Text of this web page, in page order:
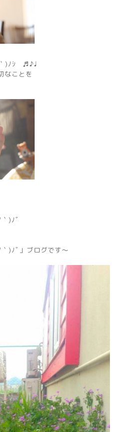
)ﾉｼ ♬♪♩
なことを
)ﾉﾞ
｀)ﾉﾞ」ブログです〜